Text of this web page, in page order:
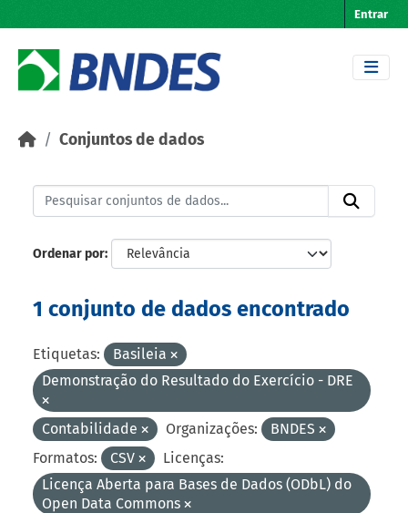
Entrar
Conjuntos de dados
Ordenar por
1 conjunto de dados encontrado
Etiquetas:
Basileia
Demonstração do Resultado do Exercício - DRE
Contabilidade Organizações:
BNDES
Formatos:
CSV
Licenças:
Licença Aberta para Bases de Dados (ODbL) do
Open Data Commons